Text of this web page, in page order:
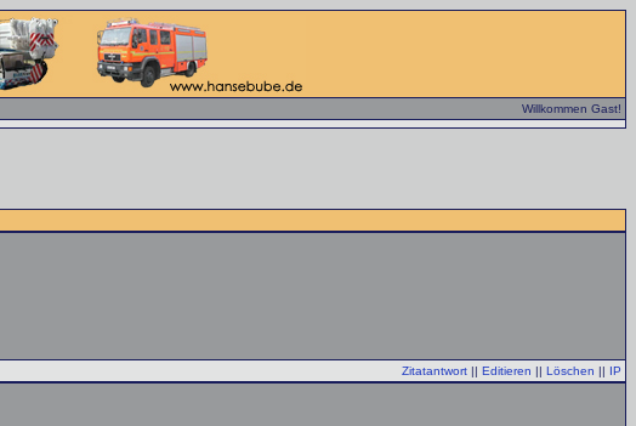
Willkommen Gast!
Zitatantwort || Editieren || Löschen || IP